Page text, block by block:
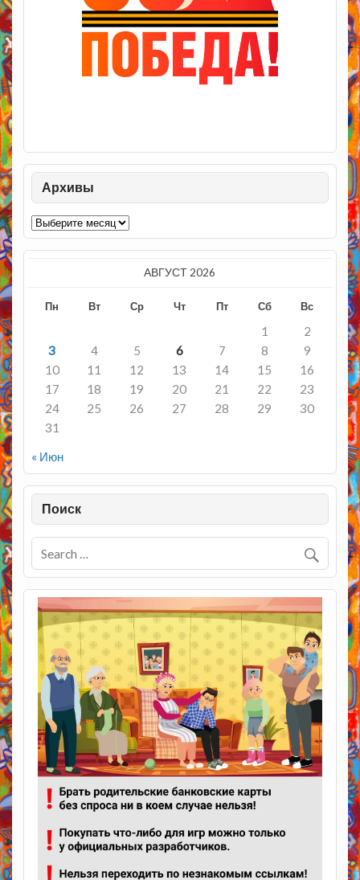
Архивы
Архивы
АВГУСТ 2026
Пн Вт Ср Чт Пт Сб Вс
« Июн
1
2
3
4 5 6 7 8
9
10
11 12 13 14 15
16
17
18 19 20 21 22
23
24
25 26 27 28 29
30
31
Поиск